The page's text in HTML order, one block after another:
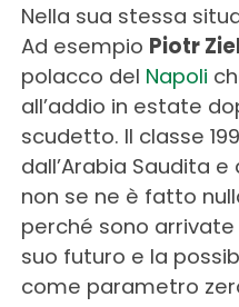
Nella sua stessa
Ad esempio Piotr
polacco del Napoli
all’addio in estate
scudetto. Il classe
dall’Arabia Saudita
non se ne è fatto
perché sono
suo futuro e la
come parametro